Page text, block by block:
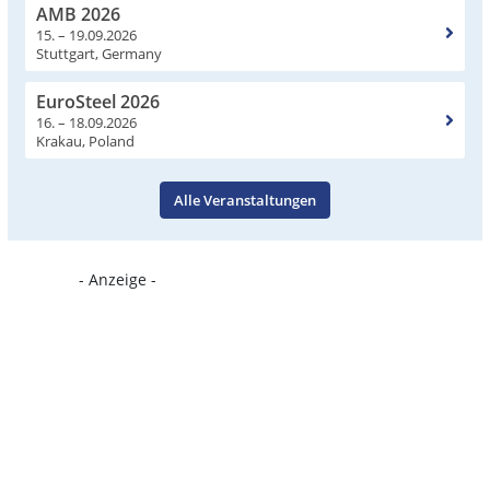
AMB 2026
15. – 19.09.2026
Stuttgart, Germany
EuroSteel 2026
16. – 18.09.2026
Krakau, Poland
Alle Veranstaltungen
- Anzeige -